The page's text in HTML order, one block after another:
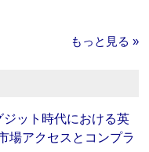
もっと見る »
ジット時代における英
場アクセスとコンプラ